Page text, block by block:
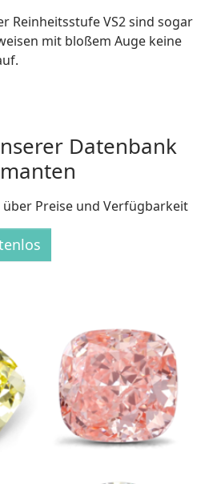
Reinheitsstufe VS2 sind sogar
mit bloßem Auge keine
Datenbank
Preise und Verfügbarkeit